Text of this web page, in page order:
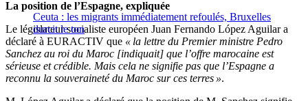
Ceuta : les migrants immédiatement refoulés, Bruxelles
durcit le ton
La position de l’Espagne, expliquée
Le législateur socialiste européen Juan Fernando López Aguilar a
déclaré à EURACTIV que « la lettre du Premier ministre Pedro
Sanchez au roi du Maroc [indiquait] que l’offre marocaine est
sérieuse et crédible. Mais cela ne signifie pas que l’Espagne a
reconnu la souveraineté du Maroc sur ces terres ».